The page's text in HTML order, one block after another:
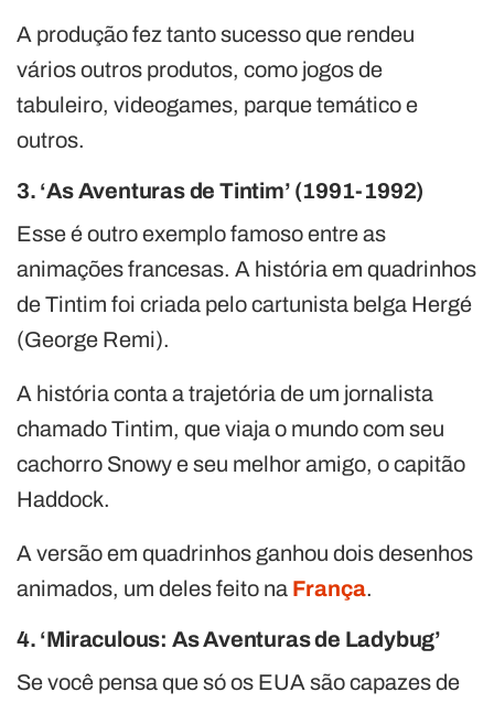
A produção fez tanto sucesso que rendeu
vários outros produtos, como jogos de
tabuleiro, videogames, parque temático e
outros.
3. ‘As Aventuras de Tintim’ (1991-1992)
Esse é outro exemplo famoso entre as
animações francesas. A história em quadrinhos
de Tintim foi criada pelo cartunista belga Hergé
(George Remi).
A história conta a trajetória de um jornalista
chamado Tintim, que viaja o mundo com seu
cachorro Snowy e seu melhor amigo, o capitão
Haddock.
A versão em quadrinhos ganhou dois desenhos
animados, um deles feito na França.
4. ‘Miraculous: As Aventuras de Ladybug’
Se você pensa que só os EUA são capazes de